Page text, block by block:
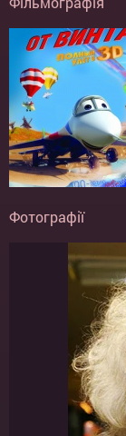
Фотографії